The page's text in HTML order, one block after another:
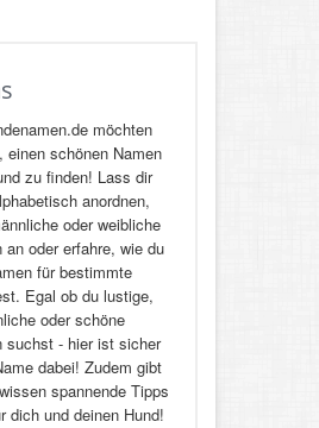
möchten
einen schönen Namen
zu finden! Lass dir
anordnen,
oder weibliche
an oder erfahre, wie du
für bestimmte
Egal ob du lustige,
oder schöne
suchst - hier ist sicher
dabei! Zudem gibt
spannende Tipps
dich und deinen Hund!